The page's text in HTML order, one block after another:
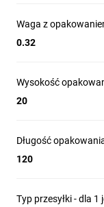
Waga z
0.32
Wysokość
20
Długość
120
Typ przesyłki - dla